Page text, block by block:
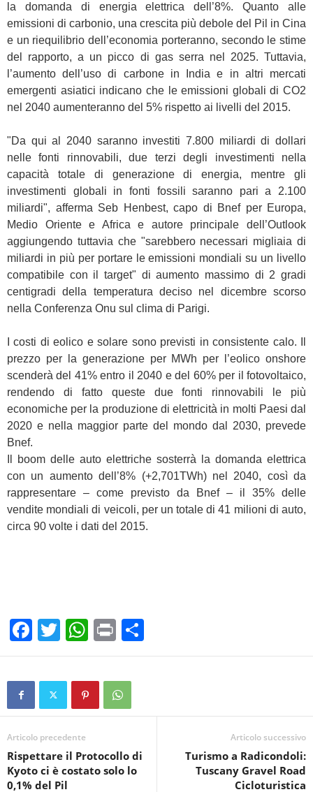
la domanda di energia elettrica dell’8%. Quanto alle
emissioni di carbonio, una crescita più debole del Pil in Cina
e un riequilibrio dell’economia porteranno, secondo le stime
del rapporto, a un picco di gas serra nel 2025. Tuttavia,
l’aumento dell’uso di carbone in India e in altri mercati
emergenti asiatici indicano che le emissioni globali di CO2
nel 2040 aumenteranno del 5% rispetto ai livelli del 2015.
"Da qui al 2040 saranno investiti 7.800 miliardi di dollari
nelle fonti rinnovabili, due terzi degli investimenti nella
capacità totale di generazione di energia, mentre gli
investimenti globali in fonti fossili saranno pari a 2.100
miliardi", afferma Seb Henbest, capo di Bnef per Europa,
Medio Oriente e Africa e autore principale dell’Outlook
aggiungendo tuttavia che "sarebbero necessari migliaia di
miliardi in più per portare le emissioni mondiali su un livello
compatibile con il target" di aumento massimo di 2 gradi
centigradi della temperatura deciso nel dicembre scorso
nella Conferenza Onu sul clima di Parigi.
I costi di eolico e solare sono previsti in consistente calo. Il
prezzo per la generazione per MWh per l’eolico onshore
scenderà del 41% entro il 2040 e del 60% per il fotovoltaico,
rendendo di fatto queste due fonti rinnovabili le più
economiche per la produzione di elettricità in molti Paesi dal
2020 e nella maggior parte del mondo dal 2030, prevede
Bnef.
Il boom delle auto elettriche sosterrà la domanda elettrica
con un aumento dell’8% (+2,701TWh) nel 2040, così da
rappresentare – come previsto da Bnef – il 35% delle
vendite mondiali di veicoli, per un totale di 41 milioni di auto,
circa 90 volte i dati del 2015.
F
a
c
b
o
o
k
T
wi
tt
W
h
at
s
A
p
Pr
in
t
o
vi
Articolo precedente
Rispettare il Protocollo di
Kyoto ci è costato solo lo
0,1% del Pil
Articolo successivo
Turismo a Radicondoli:
Tuscany Gravel Road
Cicloturistica